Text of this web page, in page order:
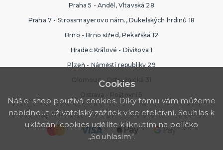
Praha 5 - Anděl, Vltavská 28
Praha 7 - Strossmayerovo nám., Dukelských hrdinů 18
Brno - Brno střed, Pekařská 12
Hradec Králové - Divišova 1
Plzeň - Náměstí republiky 29
Olomouc - Ostružnická 31
Ostrava - Poštovní 5
Cookies
Náš e-shop používá cookies. Díky tomu vám můžeme
nabídnout uživatelský zážitek více efektivní. Souhlas k
ukládání cookies udělíte kliknutím na políčko
„Souhlasím".